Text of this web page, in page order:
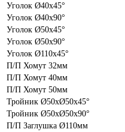
Уголок Ø40х45°
Уголок Ø40х90°
Уголок Ø50х45°
Уголок Ø50х90°
Уголок Ø110х45°
П/П Хомут 32мм
П/П Хомут 40мм
П/П Хомут 50мм
Тройник Ø50хØ50х45°
Тройник Ø50хØ50х90°
П/П Заглушка Ø110мм